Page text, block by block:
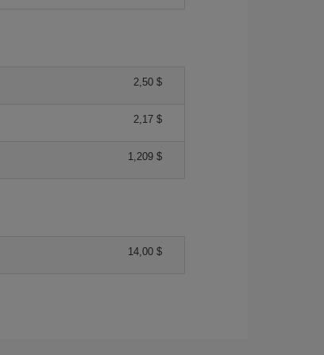
2,50 $
2,17 $
1,209 $
14,00 $